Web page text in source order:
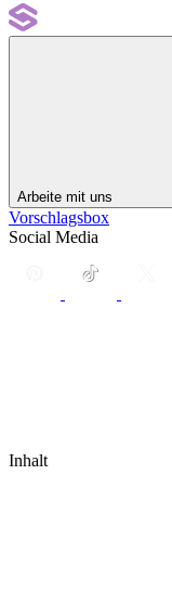
Arbeite mit uns
Vorschlagsbox
Social Media
Inhalt